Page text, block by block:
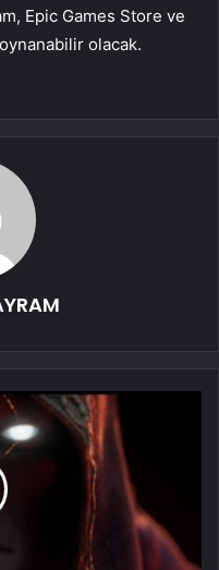
Epic Games Store ve
olacak.